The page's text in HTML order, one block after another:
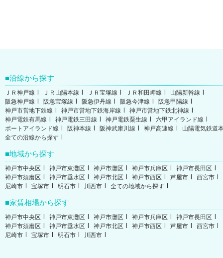
沿線から探す
ＪＲ神戸線 ＪＲ山陽本線 ＪＲ宝塚線 ＪＲ和田岬線
山陽新幹線
阪急神戸線
阪急宝塚線 阪急伊丹線 阪急今津線
阪急甲陽線
神戸市営地下鉄線
神戸市営地下鉄海岸線
神戸市営地下鉄北神線
神戸電鉄有馬線
神戸電鉄三田線 神戸電鉄粟生線
六甲アイランド線
ポートアイランド線
阪神本線 阪神武庫川線 神戸高速線
山陽電気鉄道
全ての沿線から探す
地域から探す
神戸市中央区 神戸市東灘区 神戸市灘区 神戸市兵庫区
神戸市長田区
神戸市須磨区
神戸市垂水区 神戸市北区 神戸市西区 芦屋市
西宮市
尼崎市
宝塚市 明石市 川西市 全ての地域から探す
家賃相場から探す
神戸市中央区 神戸市東灘区 神戸市灘区 神戸市兵庫区
神戸市長田区
神戸市須磨区
神戸市垂水区 神戸市北区 神戸市西区 芦屋市
西宮市
尼崎市
宝塚市 明石市 川西市